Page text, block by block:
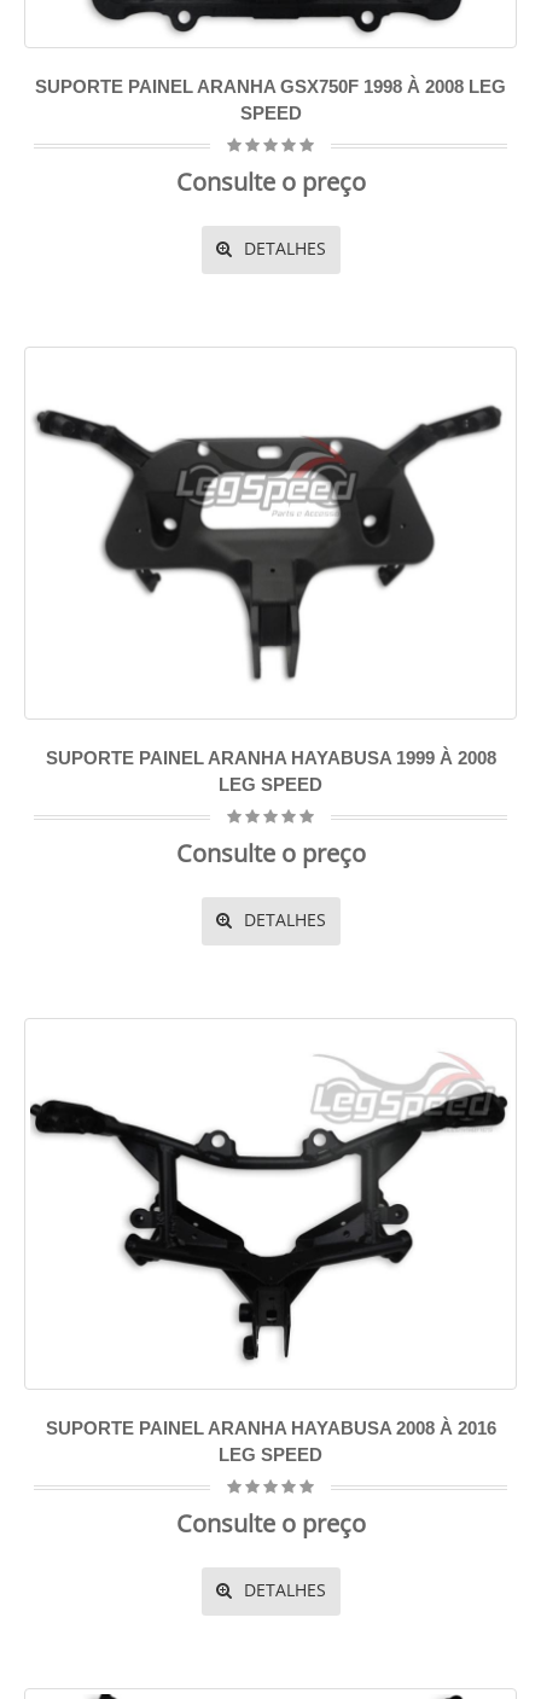
SUPORTE PAINEL ARANHA GSX750F 1998 À 2008 LEG
SPEED
Consulte o preço
DETALHES
SUPORTE PAINEL ARANHA HAYABUSA 1999 À 2008
LEG SPEED
Consulte o preço
DETALHES
SUPORTE PAINEL ARANHA HAYABUSA 2008 À 2016
LEG SPEED
Consulte o preço
DETALHES